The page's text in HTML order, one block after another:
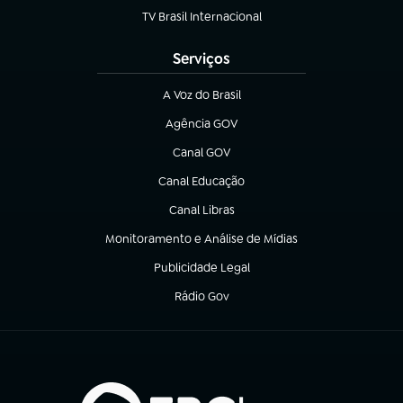
TV Brasil Internacional
(abre em nova aba)
Serviços
A Voz do Brasil
(abre em nova aba)
Agência GOV
(abre em nova aba)
Canal GOV
(abre em nova aba)
Canal Educação
(abre em nova aba)
Canal Libras
(abre em nova aba)
Monitoramento e Análise de Mídias
(abre em nova aba)
Publicidade Legal
(abre em nova aba)
Rádio Gov
(abre em nova aba)